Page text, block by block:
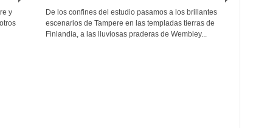
y
De los confines del estudio pasamos a los brillantes
escenarios de Tampere en las templadas tierras de
Finlandia, a las lluviosas praderas de Wembley...